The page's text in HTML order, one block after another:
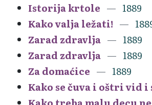
Istorija krtole
1889
Kako valja ležati!
Zarad zdravlja
1889
Zarad zdravlja
1889
Za domaćice
1889
Kako se čuva i oštri vid i